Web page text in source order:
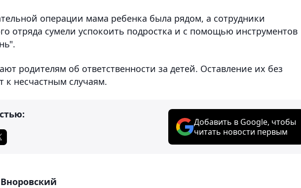
операции мама ребенка была рядом, а сотрудники
отряда сумели успокоить подростка и с помощью инструментов
родителям об ответственности за детей. Оставление их без
к несчастным случаям.
Добавить в Google, чтобы
читать новости первым